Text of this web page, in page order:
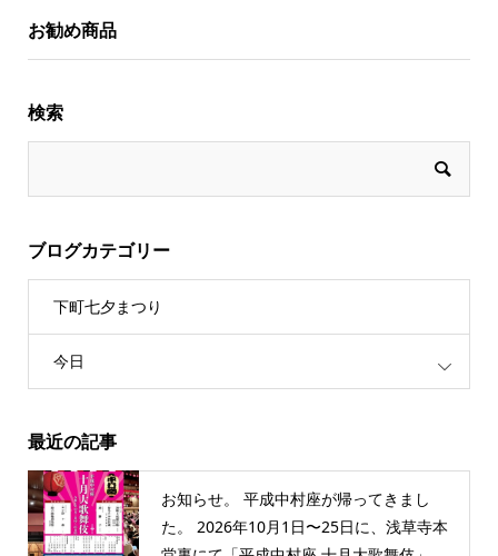
お勧め商品
検索
ブログカテゴリー
下町七夕まつり
今日
最近の記事
お知らせ。 平成中村座が帰ってきまし
た。 2026年10月1日〜25日に、浅草寺本